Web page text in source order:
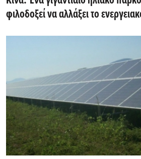
φιλοδοξεί να αλλάξει το